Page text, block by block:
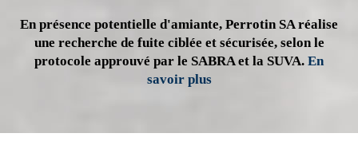
En présence potentielle d'amiante, Perrotin SA réalise
une recherche de fuite ciblée et sécurisée, selon le
protocole approuvé par le SABRA et la SUVA. En
savoir plus